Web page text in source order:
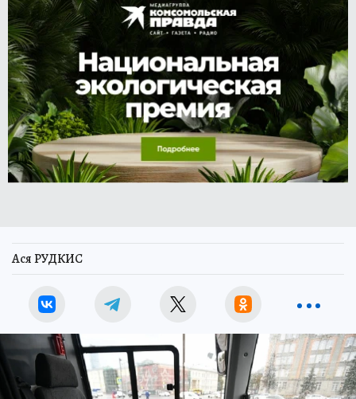
Ася РУДКИС